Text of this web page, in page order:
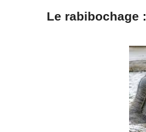
Le rabibochage :